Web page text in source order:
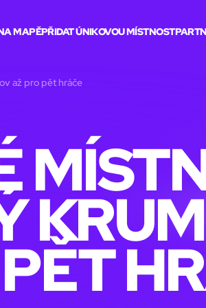
MAPĚPŘIDAT ÚNIKOVOU MÍSTNOST
až pro pět hráče